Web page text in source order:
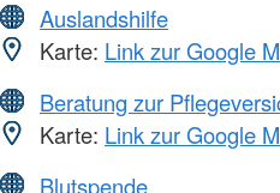
Auslandshilfe
Karte: Link zur Google
Beratung zur
Karte: Link zur Google
Blutspende